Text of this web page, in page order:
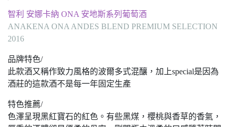
智利 安娜卡納 ONA 安地斯系列葡萄酒
ANAKENA ONA ANDES BLEND PREMIUM SELECTION
2016
品牌特色/
此款酒又稱作致力風格的波爾多式混釀，加上special是因為
酒莊的這款酒不是每一年固定生產
特色推薦/
色澤呈現黑紅寶石的紅色。有些黑煤，櫻桃與香草的香氣，